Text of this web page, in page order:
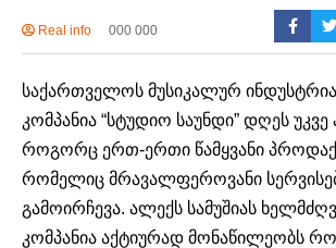
Real info 000 000
საქართველოს მუსიკალურ
კომპანია “სტუდიო საუნდი” დღეს
როგორც ერთ-ერთი წამყვანი
რომელიც მრავალფეროვანი
გამოირჩევა. ალექს სამუშიას
კომპანია აქტიურად მონაწილეობს